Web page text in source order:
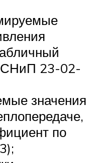
СНиП 23-02-
значения
по